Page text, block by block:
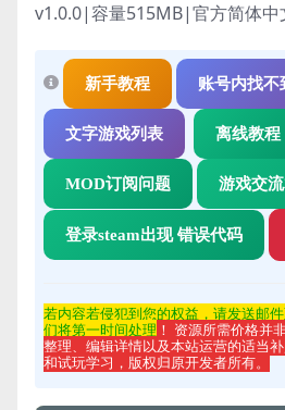
v1.0.0|容量515MB|官方简体
新手教程 账号内找不
文字游戏列表 离线教程
MOD订阅问题 游戏交流
登录steam出现 错误代码
若内容若侵犯到您的权益，请发送邮
们将第一时间处理 ！ 资源所需价格并
整理、编辑详情以及本站运营的适当
和试玩学习，版权归原开发者所有。